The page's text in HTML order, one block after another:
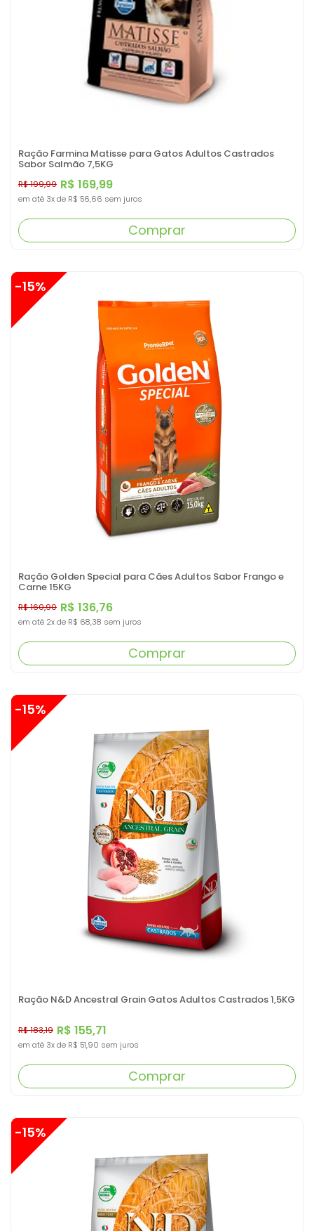
Ração Farmina Matisse para Gatos Adultos Castrados
Sabor Salmão 7,5KG
R$ 169,99
R$ 199,99
em até 3x de R$ 56,66 sem juros
Comprar
Ração Golden Special para Cães Adultos Sabor Frango e
Carne 15KG
R$ 136,76
R$ 160,90
-15%
em até 2x de R$ 68,38 sem juros
Comprar
Ração N&D Ancestral Grain Gatos Adultos Castrados 1,5KG
R$ 155,71
R$ 183,19
-15%
em até 3x de R$ 51,90 sem juros
Comprar
-15%